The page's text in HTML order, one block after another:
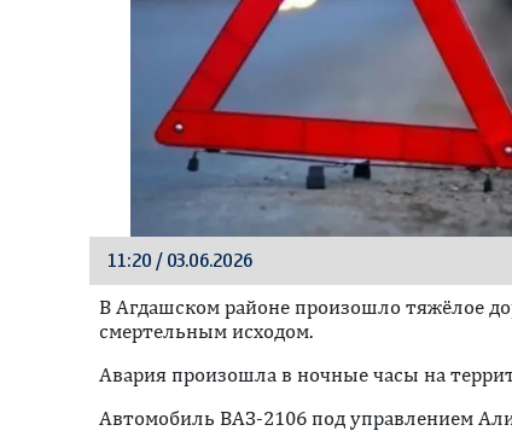
11:20 / 03.06.2026
В Агдашском районе произошло тяжёлое
смертельным исходом.
Авария произошла в ночные часы на
Автомобиль ВАЗ-2106 под управлением